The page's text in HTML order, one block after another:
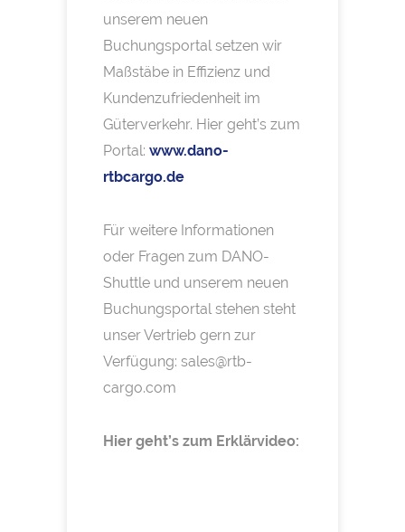
unserem neuen
Buchungsportal setzen wir
Maßstäbe in Effizienz und
Kundenzufriedenheit im
Güterverkehr. Hier geht’s zum
Portal: www.dano-
rtbcargo.de
Für weitere Informationen
oder Fragen zum DANO-
Shuttle und unserem neuen
Buchungsportal stehen steht
unser Vertrieb gern zur
Verfügung: sales@rtb-
cargo.com
Hier geht’s zum Erklärvideo: